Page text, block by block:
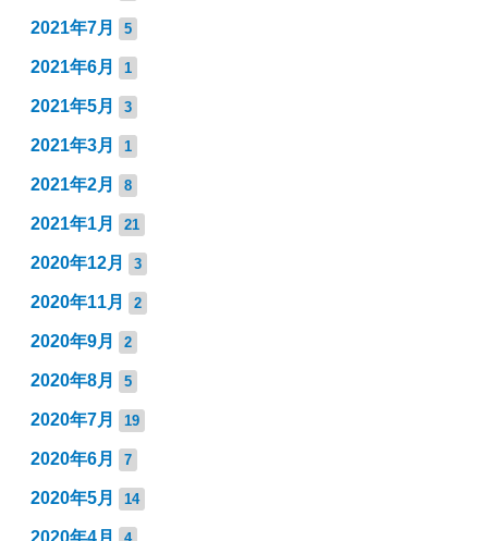
2021年7月 5
2021年6月 1
2021年5月 3
2021年3月 1
2021年2月 8
2021年1月 21
2020年12月 3
2020年11月 2
2020年9月 2
2020年8月 5
2020年7月 19
2020年6月 7
2020年5月 14
2020年4月